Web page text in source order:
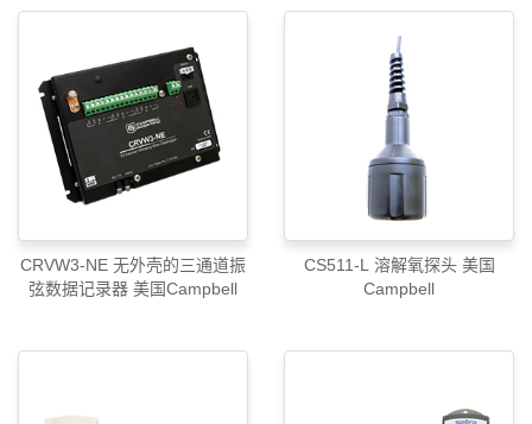
CRVW3-NE 无外壳的三通道振
弦数据记录器 美国Campbell
CS511-L 溶解氧探头 美国
Campbell